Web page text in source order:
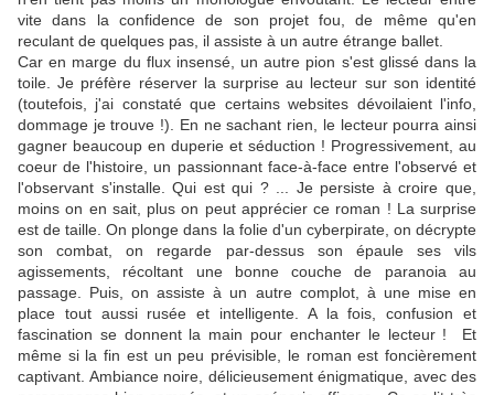
vite dans la confidence de son projet fou, de même qu'en
reculant de quelques pas, il assiste à un autre étrange ballet.
Car en marge du flux insensé, un autre pion s'est glissé dans la
toile. Je préfère réserver la surprise au lecteur sur son identité
(toutefois, j'ai constaté que certains websites dévoilaient l'info,
dommage je trouve !). En ne sachant rien, le lecteur pourra ainsi
gagner beaucoup en duperie et séduction ! Progressivement, au
coeur de l'histoire, un passionnant face-à-face entre l'observé et
l'observant s'installe. Qui est qui ? ... Je persiste à croire que,
moins on en sait, plus on peut apprécier ce roman ! La surprise
est de taille. On plonge dans la folie d'un cyberpirate, on décrypte
son combat, on regarde par-dessus son épaule ses vils
agissements, récoltant une bonne couche de paranoia au
passage. Puis, on assiste à un autre complot, à une mise en
place tout aussi rusée et intelligente. A la fois, confusion et
fascination se donnent la main pour enchanter le lecteur ! Et
même si la fin est un peu prévisible, le roman est foncièrement
captivant. Ambiance noire, délicieusement énigmatique, avec des